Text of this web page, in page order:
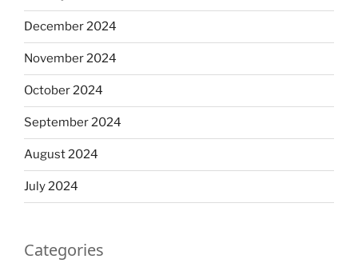
December 2024
November 2024
October 2024
September 2024
August 2024
July 2024
Categories